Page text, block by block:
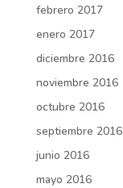
febrero 2017
enero 2017
diciembre 2016
noviembre 2016
octubre 2016
septiembre 2016
junio 2016
mayo 2016